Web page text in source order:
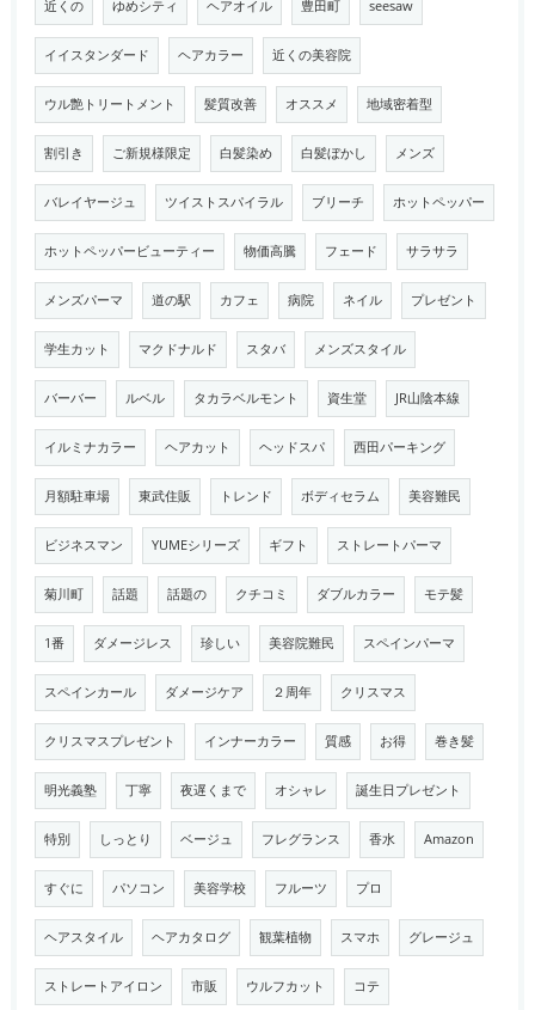
近くの ゆめシティ ヘアオイル 豊田町 seesaw
イイスタンダード ヘアカラー 近くの美容院
ウル艶トリートメント 髪質改善 オススメ 地域密着型
割引き ご新規様限定 白髪染め 白髪ぼかし メンズ
バレイヤージュ ツイストスパイラル ブリーチ ホットペッパー
ホットペッパービューティー 物価高騰 フェード サラサラ
メンズパーマ 道の駅 カフェ 病院 ネイル プレゼント
学生カット マクドナルド スタバ メンズスタイル
バーバー ルベル タカラベルモント 資生堂 JR山陰本線
イルミナカラー ヘアカット ヘッドスパ 西田パーキング
月額駐車場 東武住販 トレンド ボディセラム 美容難民
ビジネスマン YUMEシリーズ ギフト ストレートパーマ
菊川町 話題 話題の クチコミ ダブルカラー モテ髪
1番 ダメージレス 珍しい 美容院難民 スペインパーマ
スペインカール ダメージケア ２周年 クリスマス
クリスマスプレゼント インナーカラー 質感 お得 巻き髪
明光義塾 丁寧 夜遅くまで オシャレ 誕生日プレゼント
特別 しっとり ベージュ フレグランス 香水 Amazon
すぐに パソコン 美容学校 フルーツ プロ
ヘアスタイル ヘアカタログ 観葉植物 スマホ グレージュ
ストレートアイロン 市販 ウルフカット コテ